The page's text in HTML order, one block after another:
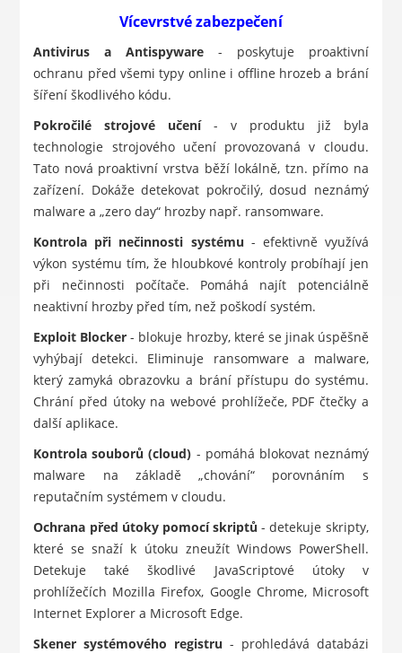
Vícevrstvé zabezpečení
Antivirus a Antispyware - poskytuje proaktivní
ochranu před všemi typy online i offline hrozeb a brání
šíření škodlivého kódu.
Pokročilé strojové učení- v produktu již byla
technologie strojového učení provozovaná v cloudu.
Tato nová proaktivní vrstva běží lokálně, tzn. přímo na
zařízení. Dokáže detekovat pokročilý, dosud neznámý
malware a „zero day“ hrozby např. ransomware.
Kontrola při nečinnosti systému - efektivně využívá
výkon systému tím, že hloubkové kontroly probíhají jen
při nečinnosti počítače. Pomáhá najít potenciálně
neaktivní hrozby před tím, než poškodí systém.
Exploit Blocker - blokuje hrozby, které se jinak úspěšně
vyhýbají detekci. Eliminuje ransomware a malware,
který zamyká obrazovku a brání přístupu do systému.
Chrání před útoky na webové prohlížeče, PDF čtečky a
další aplikace.
Kontrola souborů (cloud) - pomáhá blokovat neznámý
malware na základě „chování“ porovnáním s
reputačním systémem v cloudu.
Ochrana před útoky pomocí skriptů - detekuje skripty,
které se snaží k útoku zneužít Windows PowerShell.
Detekuje také škodlivé JavaScriptové útoky v
prohlížečích Mozilla Firefox, Google Chrome, Microsoft
Internet Explorer a Microsoft Edge.
Skener systémového registru - prohledává databázi